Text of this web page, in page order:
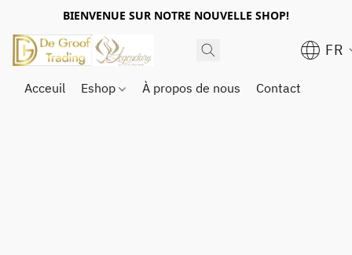
BIENVENUE SUR NOTRE NOUVELLE SHOP!
FR
Acceuil Eshop À propos de nous Contact